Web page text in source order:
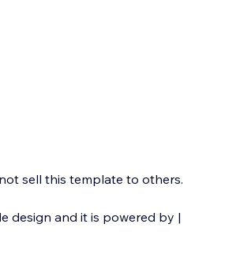
sell this template to others.
design and it is powered by |